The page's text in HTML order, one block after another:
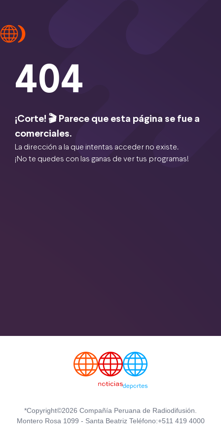
404
¡Corte! 🎬 Parece que esta página se fue a
comerciales.
La dirección a la que intentas acceder no existe.
¡No te quedes con las ganas de ver tus programas!
*Copyright©2026 Compañía Peruana de Radiodifusión.
Montero Rosa 1099 - Santa Beatriz Teléfono:+511 419 4000